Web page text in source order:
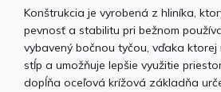
Konštrukcia je vyrobená z hliníka,
pevnosť a stabilitu pri bežnom
vybavený bočnou tyčou, vďaka
stĺp a umožňuje lepšie využitie
dopĺňa oceľová krížová základňa